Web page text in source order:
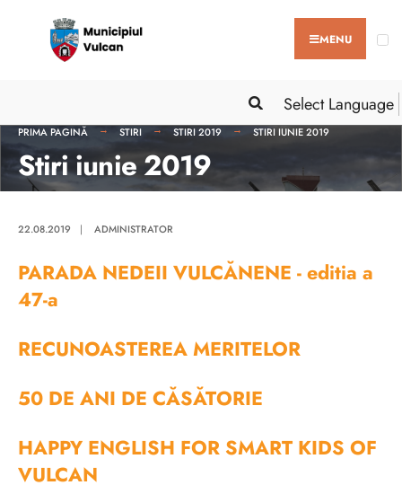
MENU
Select Language
PRIMA PAGINĂ STIRI STIRI 2019 STIRI IUNIE 2019
Stiri iunie 2019
22.08.2019 | ADMINISTRATOR
PARADA NEDEII VULCĂNENE - editia a
47-a
RECUNOASTEREA MERITELOR
50 DE ANI DE CĂSĂTORIE
HAPPY ENGLISH FOR SMART KIDS OF
VULCAN